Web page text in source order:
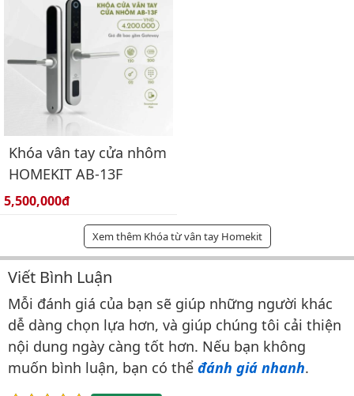
Khóa vân tay cửa nhôm
HOMEKIT AB-13F
Giá bán:
5,500,000đ
Xem thêm Khóa từ vân tay Homekit
Bình luận & Đánh giá
Viết Bình Luận
Mỗi đánh giá của bạn sẽ giúp những người khác
dễ dàng chọn lựa hơn, và giúp chúng tôi cải thiện
nội dung ngày càng tốt hơn. Nếu bạn không
muốn bình luận, bạn có thể đánh giá nhanh.